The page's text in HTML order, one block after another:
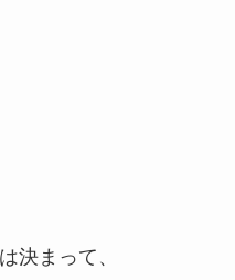
決まって、